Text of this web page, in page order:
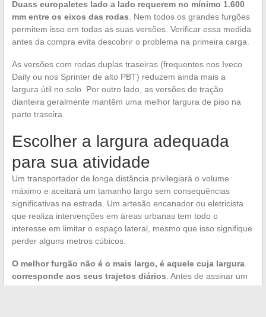
Duass europaletes lado a lado requerem no mínimo 1.600
mm entre os eixos das rodas. Nem todos os grandes furgões
permitem isso em todas as suas versões. Verificar essa medida
antes da compra evita descobrir o problema na primeira carga.
As versões com rodas duplas traseiras (frequentes nos Iveco
Daily ou nos Sprinter de alto PBT) reduzem ainda mais a
largura útil no solo. Por outro lado, as versões de tração
dianteira geralmente mantêm uma melhor largura de piso na
parte traseira.
Escolher a largura adequada
para sua atividade
Um transportador de longa distância privilegiará o volume
máximo e aceitará um tamanho largo sem consequências
significativas na estrada. Um artesão encanador ou eletricista
que realiza intervenções em áreas urbanas tem todo o
interesse em limitar o espaço lateral, mesmo que isso signifique
perder alguns metros cúbicos.
O melhor furgão não é o mais largo, é aquele cuja largura
corresponde aos seus trajetos diários. Antes de assinar um